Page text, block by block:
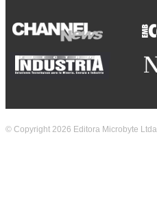
© Copyright 2026 Editora Microbyte Ltda.